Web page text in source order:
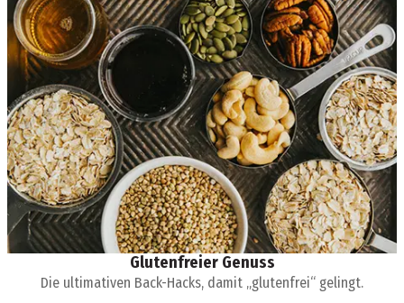
Glutenfreier Genuss
Die ultimativen Back-Hacks, damit „glutenfrei“ gelingt.